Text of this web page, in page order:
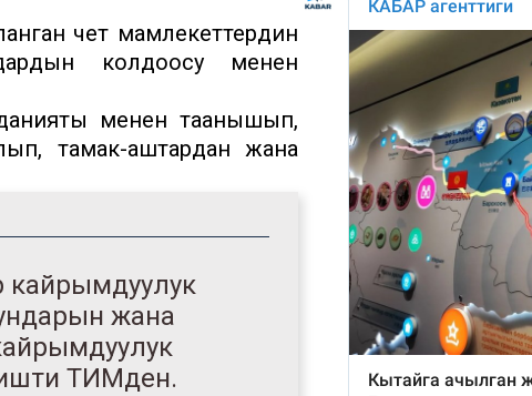
чет мамлекеттердин
колдоосу менен
менен таанышып,
тамак-аштардан жана
кайрымдуулук
жана
ТИМден.